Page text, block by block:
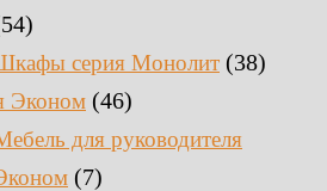
серия Монолит (38)
Эконом (46)
для руководителя
(7)